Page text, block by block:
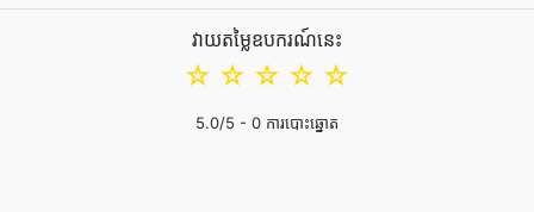
វាយតម្លៃឧបករណ៍នេះ
☆
☆
☆
☆
☆
5.0/5 - 0 ការបោះឆ្នោត